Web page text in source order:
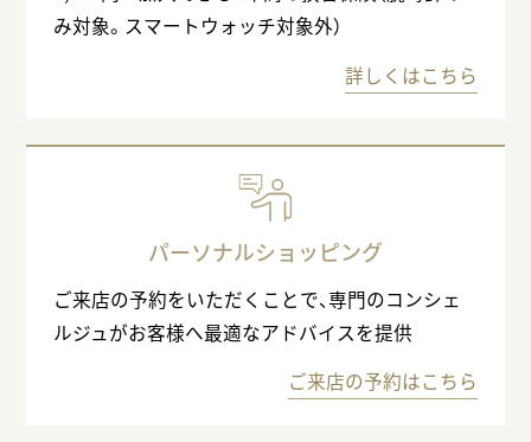
み対象。スマートウォッチ対象外）
詳しくはこちら
パーソナルショッピング
ご来店の予約をいただくことで、専門のコンシェ
ルジュがお客様へ最適なアドバイスを提供
ご来店の予約はこちら